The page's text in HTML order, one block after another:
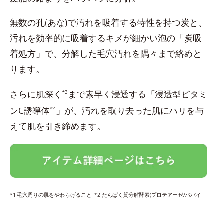
無数の孔(あな)で汚れを吸着する特性を持つ炭と、
汚れを効率的に吸着するキメが細かい泡の「炭吸
着処方」で、分解した毛穴汚れを隅々まで絡めと
ります。
さらに肌深く *3 まで素早く浸透する「浸透型ビタミ
ンC誘導体*4」が、汚れを取り去った肌にハリを与
えて肌を引き締めます。
*1 毛穴周りの肌をやわらげること *2 たんぱく質分解酵素(プロテアーゼ/パパイ